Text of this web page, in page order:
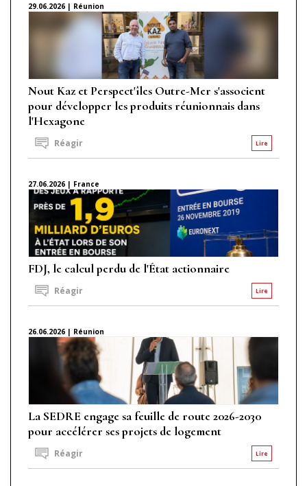
29.06.2026 | Réunion
Nout Kaz et Perspect'îles Outre-Mer s'associent
pour développer les produits réunionnais dans
l'Hexagone
Lire
Réagir
27.06.2026 | France
FDJ, le calcul perdu de l'État actionnaire
Lire
Réagir
26.06.2026 | Réunion
La SEDRE engage sa feuille de route 2026-2030
pour accélérer ses projets de logement
Lire
Réagir